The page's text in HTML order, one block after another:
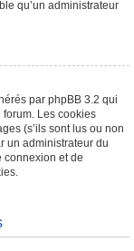
qu’un administrateur
par phpBB 3.2 qui
Les cookies
(s’ils sont lus ou non
un administrateur du
connexion et de